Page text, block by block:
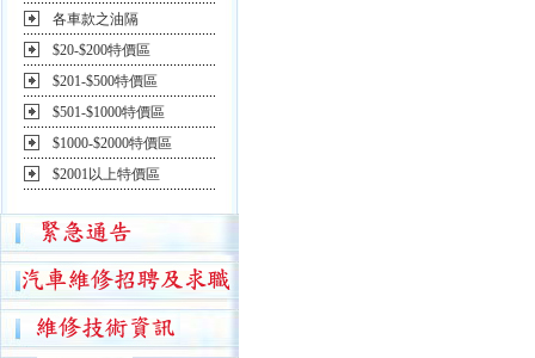
各車款之油隔
$20-$200特價區
$201-$500特價區
$501-$1000特價區
$1000-$2000特價區
$2001以上特價區